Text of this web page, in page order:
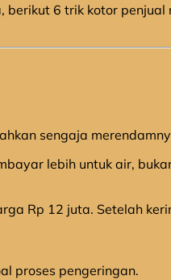
6 trik kotor
sengaja
lebih untuk air,
Rp 12 juta. Setelah
proses pengeringan.